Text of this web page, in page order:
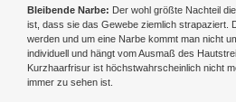
Bleibende Narbe: Der wohl größte Nachteil
ist, dass sie das Gewebe ziemlich strapaziert.
werden und um eine Narbe kommt man nicht
individuell und hängt vom Ausmaß des
Kurzhaarfrisur ist höchstwahrscheinlich nicht
immer zu sehen ist.